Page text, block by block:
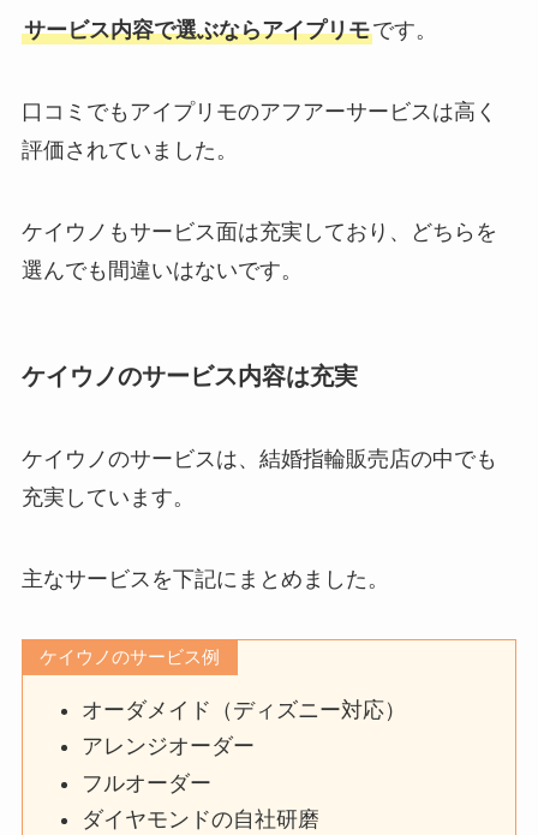
サービス内容で選ぶならアイプリモです。
口コミでもアイプリモのアフアーサービスは高く
評価されていました。
ケイウノもサービス面は充実しており、どちらを
選んでも間違いはないです。
ケイウノのサービス内容は充実
ケイウノのサービスは、結婚指輪販売店の中でも
充実しています。
主なサービスを下記にまとめました。
ケイウノのサービス例
オーダメイド（ディズニー対応）
アレンジオーダー
フルオーダー
ダイヤモンドの自社研磨